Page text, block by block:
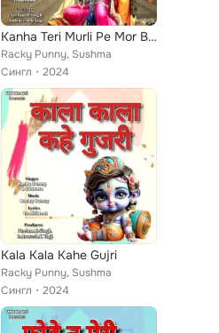
Kanha Teri Murli Pe Mor Bole
Racky Punny, Sushma
Сингл
2024
Kala Kala Kahe Gujri
Racky Punny, Sushma
Сингл
2024